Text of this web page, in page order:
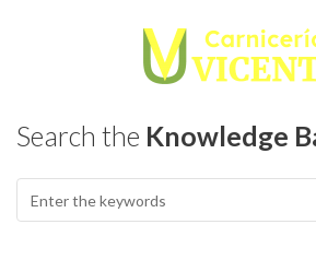
Search the Knowledge